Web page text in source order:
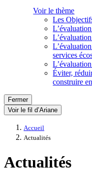
Voir le thème
Les
services
Éviter,
construire
Fermer
Voir le fil d’Ariane
Accueil
Actualités
Actualités